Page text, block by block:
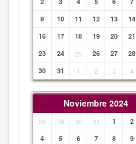
9
10 11 12 13 14
16
17 18 19 20 21
23
24 25 26 27 28
30
31 1 2 3 4
Noviembre 2024
28 29 30 31 1 2
4
5 6 7 8 9